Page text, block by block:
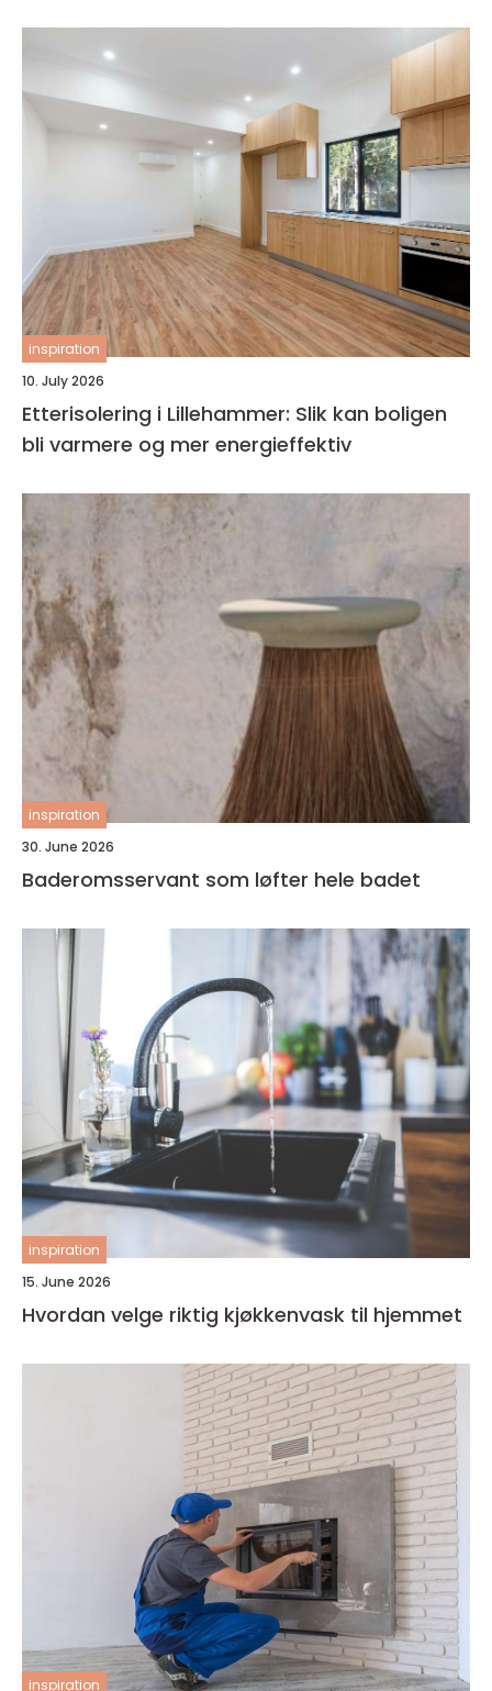
inspiration
10. July 2026
Etterisolering i Lillehammer: Slik kan boligen
bli varmere og mer energieffektiv
inspiration
30. June 2026
Baderomsservant som løfter hele badet
inspiration
15. June 2026
Hvordan velge riktig kjøkkenvask til hjemmet
inspiration